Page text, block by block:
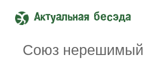
Актуальная бесэда
Союз нерешимый